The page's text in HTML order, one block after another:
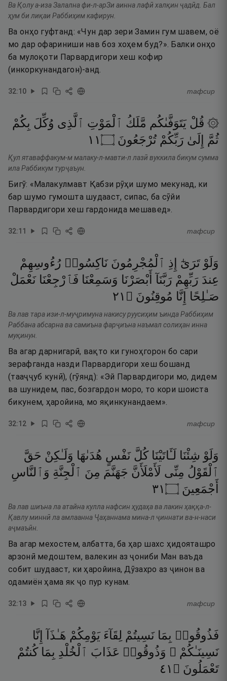
Ва Қолу а-иза Залална фи-л-арЗи аинна лафӣ халқин ҷадӣд. Бал
ҳум би лиқаи Раббиҳим кафирун.
Ва онҳо гуфтанд: «Чун дар зери Замин гум шавем, оё
мо дар офариниши нав боз хоҳем буд?». Балки онҳо
ба мулоқоти Парвардигори хеш кофир
(инкоркунандагон)-анд.
32:10 тафсир
۞ قُلْ يَتَوَفَّىٰكُم مَّلَكُ ٱلْمَوْتِ ٱلَّذِى وُكِّلَ بِكُمْ
ثُمَّ
إِلَىٰ رَبِّكُمْ تُرْجَعُونَ ۝١١
Қул ятаваффакум-м малаку-л-мавти-л лазӣ вуккила бикум сумма
ила Раббикум турҷаъун.
Бигӯ: «Малакулмавт Қабзи рӯҳи шумо мекунад, ки
бар шумо гумошта шудааст, сипас, ба сӯйи
Парвардигори хеш гардонида мешавед».
32:11 тафсир
وَلَوْ تَرَىٰٓ إِذِ ٱلْمُجْرِمُونَ نَاكِسُوا۟ رُءُوسِهِمْ
عِندَ رَبِّهِمْ رَبَّنَآ أَبْصَرْنَا وَسَمِعْنَا فَٱرْجِعْنَا نَعْمَلْ
صَـٰلِحًا إِنَّا مُوقِنُونَ ۝ ١٢
Ва лав тара изи-л-муҷримуна накису руусиҳим ъинда Раббиҳим
Раббана абсарна ва самиъна фарҷиъна наъмал солиҳан инна
муқинун.
Ва агар дарнигарӣ, вақто ки гуноҳгорон бо сари
зерафганда назди Парвардигори хеш бошанд
(тааҷҷуб кунӣ), (гӯянд): «Эй Парвардигори мо, дидем
ва шунидем, пас, бозгардон моро, то кори шоиста
бикунем, ҳаройина, мо яқинкунандаем».
32:12 тафсир
وَلَوْ شِئْنَا لَـَٔاتَيْنَا كُلَّ نَفْسٍ هُدَىٰهَا وَلَـٰكِنْ حَقَّ
ٱلْقَوْلُ مِنِّى لَأَمْلَأَنَّ جَهَنَّمَ مِنَ ٱلْجِنَّةِ وَٱلنَّاسِ
أَجْمَعِينَ ۝١٣
Ва лав шиъна ла атайна кулла нафсин ҳудаҳа ва лакин ҳаққа-л-
Қавлу миннӣ ла амлаанна Ҷаҳаннама мина-л ҷиннати ва-н-наси
аҷмаъӣн.
Ва агар мехостем, албатта, ба ҳар шахс ҳидояташро
арзонӣ медоштем, валекин аз ҷониби Ман ваъда
собит шудааст, ки ҳаройина, Дӯзахро аз ҷинон ва
одамиён ҳама як ҷо пур кунам.
32:13 тафсир
فَذُوقُوا۟ بِمَا نَسِيتُمْ لِقَآءَ يَوْمِكُمْ هَـٰذَآ
إِنَّا
نَسِينَـٰكُمْ ۖ وَذُوقُوا۟ عَذَابَ ٱلْخُلْدِ بِمَا كُنتُمْ
تَعْمَلُونَ ۝ ١٤